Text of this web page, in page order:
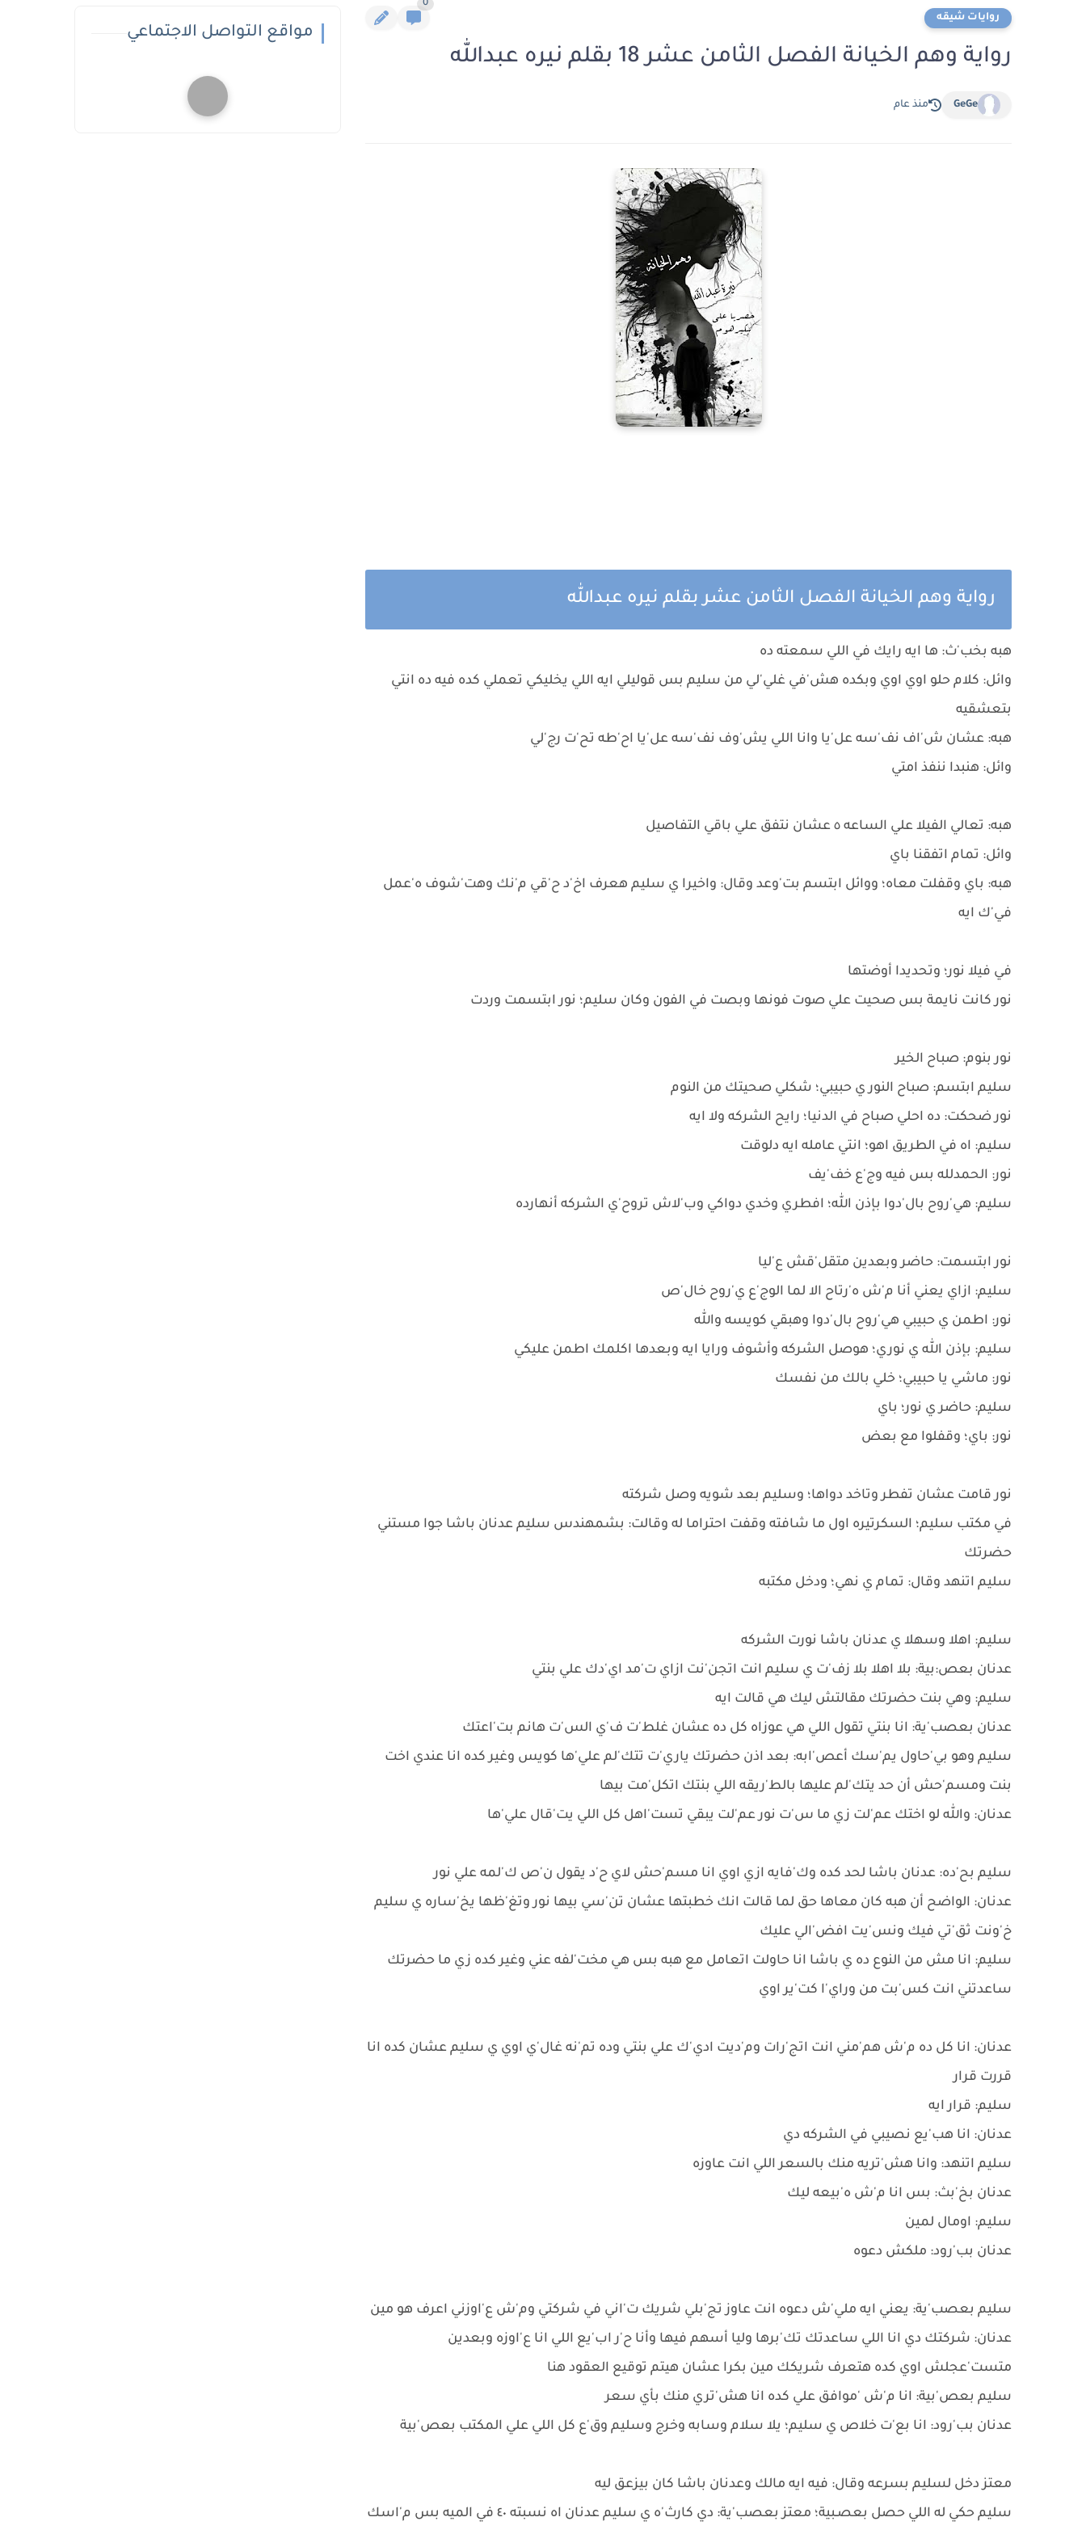
روايات شيقه
0
رواية وهم الخيانة الفصل الثامن عشر 18 بقلم نيره عبدالله
GeGe منذ عام
رواية وهم الخيانة الفصل الثامن عشر بقلم نيره عبدالله
هبه بخب'ث: ها ايه رايك في اللي سمعته ده
وائل: كلام حلو اوي اوي وبكده هش'في غلي'لي من سليم بس قوليلي ايه اللي يخليكي تعملي كده فيه ده انتي
بتعشقيه
هبه: عشان ش'اف نف'سه عل'يا وانا اللي يش'وف نف'سه عل'يا اح'طه تح'ت رج'لي
وائل: هنبدا ننفذ امتي
هبه: تعالي الفيلا علي الساعه ٥ عشان نتفق علي باقي التفاصيل
وائل: تمام اتفقنا باي
هبه: باي وقفلت معاه؛ ووائل ابتسم بت'وعد وقال: واخيرا ي سليم هعرف اخ'د ح'قي م'نك وهت'شوف ه'عمل
في'ك ايه
في فيلا نور؛ وتحديدا أوضتها
نور كانت نايمة بس صحيت علي صوت فونها وبصت في الفون وكان سليم؛ نور ابتسمت وردت
نور بنوم: صباح الخير
سليم ابتسم: صباح النور ي حبيبي؛ شكلي صحيتك من النوم
نور ضحكت: ده احلي صباح في الدنيا؛ رايح الشركه ولا ايه
سليم: اه في الطريق اهو؛ انتي عامله ايه دلوقت
نور: الحمدلله بس فيه وج'ع خف'يف
سليم: هي'روح بال'دوا بإذن الله؛ افطري وخدي دواكي وب'لاش تروح'ي الشركه أنهارده
نور ابتسمت: حاضر وبعدين متقل'قش ع'ليا
سليم: ازاي يعني أنا م'ش ه'رتاح الا لما الوج'ع ي'روح خال'ص
نور: اطمن ي حبيبي هي'روح بال'دوا وهبقي كويسه والله
سليم: بإذن الله ي نوري؛ هوصل الشركه وأشوف ورايا ايه وبعدها اكلمك اطمن عليكي
نور: ماشي يا حبيبي؛ خلي بالك من نفسك
سليم: حاضر ي نور؛ باي
نور: باي؛ وقفلوا مع بعض
نور قامت عشان تفطر وتاخد دواها؛ وسليم بعد شويه وصل شركته
في مكتب سليم؛ السكرتيره اول ما شافته وقفت احتراما له وقالت: بشمهندس سليم عدنان باشا جوا مستني
حضرتك
سليم اتنهد وقال: تمام ي نهي؛ ودخل مكتبه
سليم: اهلا وسهلا ي عدنان باشا نورت الشركه
عدنان بعص:بية: بلا اهلا بلا زف'ت ي سليم انت اتجن'نت ازاي ت'مد اي'دك علي بنتي
سليم: وهي بنت حضرتك مقالتش ليك هي قالت ايه
عدنان بعصب'ية: انا بنتي تقول اللي هي عوزاه كل ده عشان غلط'ت ف'ي الس'ت هانم بت'اعتك
سليم وهو بي'حاول يم'سك أعص'ابه: بعد اذن حضرتك ياري'ت تتك'لم علي'ها كويس وغير كده انا عندي اخت
بنت ومسم'حش أن حد يتك'لم عليها بالط'ريقه اللي بنتك اتكل'مت بيها
عدنان: والله لو اختك عم'لت زي ما س'ت نور عم'لت يبقي تست'اهل كل اللي يت'قال علي'ها
سليم بح'ده: عدنان باشا لحد كده وك'فايه ازي اوي انا مسم'حش لاي ح'د يقول ن'ص ك'لمه علي نور
عدنان: الواضح أن هبه كان معاها حق لما قالت انك خطبتها عشان تن'سي بيها نور وتغ'ظها يخ'ساره ي سليم
خ'ونت ثق'تي فيك ونس'يت افض'الي عليك
سليم: انا مش من النوع ده ي باشا انا حاولت اتعامل مع هبه بس هي مخت'لفه عني وغير كده زي ما حضرتك
ساعدتني انت كس'بت من وراي'ا كت'ير اوي
عدنان: انا كل ده م'ش هم'مني انت اتج'رات وم'ديت ادي'ك علي بنتي وده تم'نه غال'ي اوي ي سليم عشان كده انا
قررت قرار
سليم: قرار ايه
عدنان: انا هب'يع نصيبي في الشركه دي
سليم اتنهد: وانا هش'تريه منك بالسعر اللي انت عاوزه
عدنان بخ'بث: بس انا م'ش ه'بيعه ليك
سليم: اومال لمين
عدنان بب'رود: ملكش دعوه
سليم بعصب'ية: يعني ايه ملي'ش دعوه انت عاوز تج'بلي شريك ت'اني في شركتي وم'ش ع'اوزني اعرف هو مين
عدنان: شركتك دي انا اللي ساعدتك تك'برها وليا أسهم فيها وأنا ح'ر اب'يع اللي انا ع'اوزه وبعدين
متست'عجلش اوي كده هتعرف شريكك مين بكرا عشان هيتم توقيع العقود هنا
سليم بعص'بية: انا م'ش 'موافق علي كده انا هش'تري منك بأي سعر
عدنان بب'رود: انا بع'ت خلاص ي سليم؛ يلا سلام وسابه وخرج وسليم وق'ع كل اللي علي المكتب بعص'بية
معتز دخل لسليم بسرعه وقال: فيه ايه مالك وعدنان باشا كان بيزعق ليه
سليم حكي له اللي حصل بعصـبية؛ معتز بعصب'ية: دي كارث'ه ي سليم عدنان اه نسبته ٤٠ في الميه بس م'اسك
مواقع التواصل الاجتماعي